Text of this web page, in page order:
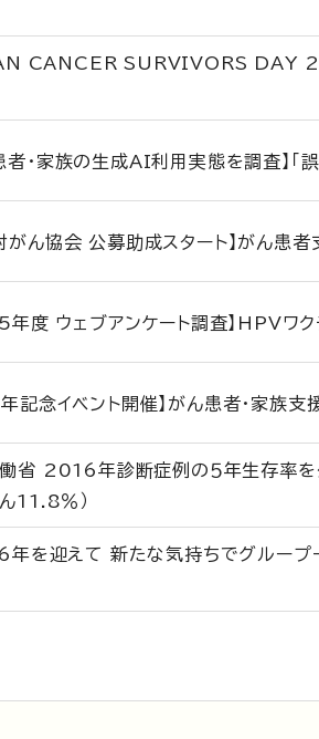
CANCER SURVIVORS DAY
者・家族の生成AI利用実態を調査】「
がん協会 公募助成スタート】がん患
年度 ウェブアンケート調査】HPVワ
記念イベント開催】がん患者・家族
省 2016年診断症例の５年生存率
11.8％）
年を迎えて 新たな気持ちでグループ